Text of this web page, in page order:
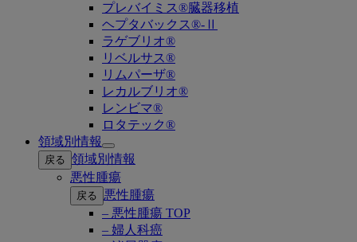
プレバイミス®臓器移植
ヘプタバックス®-Ⅱ
ラゲブリオ®
リベルサス®
リムパーザ®
レカルブリオ®
レンビマ®
ロタテック®
領域別情報
Open
submenu
戻る 領域別情報
悪性腫瘍
戻る
悪性腫瘍
– 悪性腫瘍 TOP
– 婦人科癌